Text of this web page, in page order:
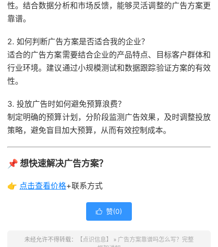
性。结合数据分析和市场反馈，能够灵活调整的广告方案更
靠谱。
2. 如何判断广告方案是否适合我的企业？
适合的广告方案需要结合企业的产品特点、目标客户群体和
行业环境。建议通过小规模测试和数据跟踪验证方案的有效
性。
3. 投放广告时如何避免预算浪费？
制定明确的预算计划，分阶段监测广告效果，及时调整投放
策略，避免盲目加大预算，从而有效控制成本。
📌 想快速解决广告方案？
👉 点击查看价格+联系方式
 赞(0)
未经允许不得转载： 【点识信息】 » 广告方案靠谱吗怎么写？完整